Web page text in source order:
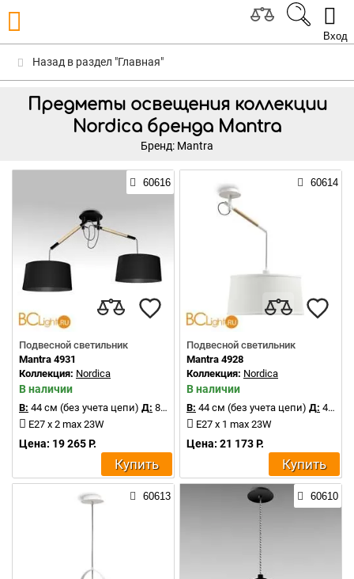
Вход
Назад в раздел "Главная"
Предметы освещения коллекции
Nordica бренда Mantra
Бренд: Mantra
60616
Подвесной светильник
Mantra 4931
Коллекция: Nordica
В наличии
В: 44 см (без учета цепи) Д: 85.4 см
E27 x 2 max 23W
Цена: 19 265 Р.
Купить
60614
Подвесной светильник
Mantra 4928
Коллекция: Nordica
В наличии
В: 44 см (без учета цепи) Д: 45 см
E27 x 1 max 23W
Цена: 21 173 Р.
Купить
60613 60610